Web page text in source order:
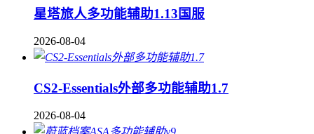
星塔旅人多功能辅助1.13国服
2026-08-04
CS2-Essentials外部多功能辅助1.7
2026-08-04